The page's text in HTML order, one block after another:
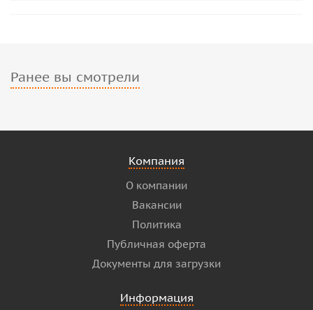
Ранее вы смотрели
Компания
О компании
Вакансии
Политика
Публичная оферта
Документы для загрузки
Информация